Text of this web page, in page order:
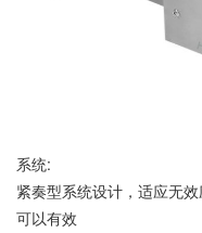
系统:
紧奏型系统设计，适应无
可以有效